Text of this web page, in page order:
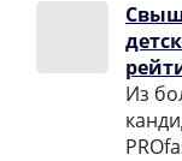
Из